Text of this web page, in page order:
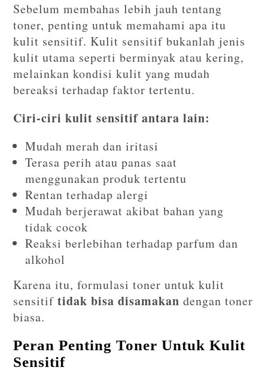
Sebelum membahas lebih jauh tentang
toner, penting untuk memahami apa itu
kulit sensitif. Kulit sensitif bukanlah jenis
kulit utama seperti berminyak atau kering,
melainkan kondisi kulit yang mudah
bereaksi terhadap faktor tertentu.
Ciri-ciri kulit sensitif antara lain:
Mudah merah dan iritasi
Terasa perih atau panas saat
menggunakan produk tertentu
Rentan terhadap alergi
Mudah berjerawat akibat bahan yang
tidak cocok
Reaksi berlebihan terhadap parfum dan
alkohol
Karena itu, formulasi toner untuk kulit
sensitiftidak bisa disamakan dengan toner
biasa.
Peran Penting Toner Untuk Kulit
Sensitif